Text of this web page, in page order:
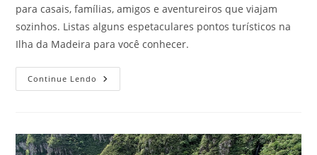
para casais, famílias, amigos e aventureiros que viajam
sozinhos. Listas alguns espetaculares pontos turísticos na
Ilha da Madeira para você conhecer.
Continue Lendo Pontos
Turísticos
Para
Visitar